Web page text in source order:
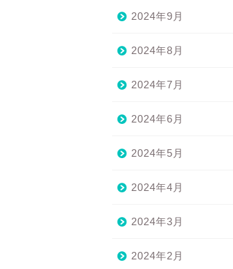
2024年9月
2024年8月
2024年7月
2024年6月
2024年5月
2024年4月
2024年3月
2024年2月